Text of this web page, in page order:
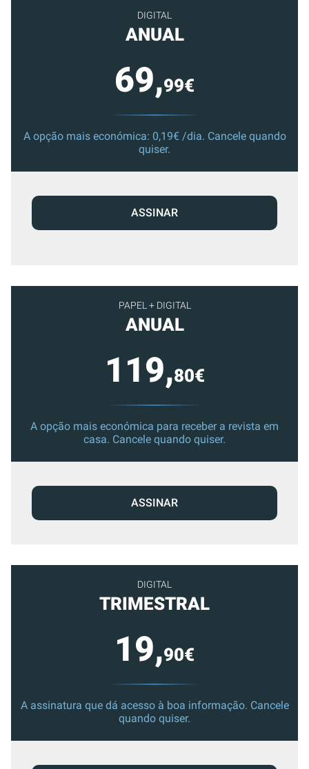
PAPEL + DIGITAL
ANUAL
119,80€
A opção mais económica para receber a revista em
casa. Cancele quando quiser.
ASSINAR
DIGITAL
TRIMESTRAL
19,90€
A assinatura que dá acesso à boa informação. Cancele
quando quiser.
DIGITAL
ANUAL
69,99€
A opção mais económica: 0,19€ /dia. Cancele quando
quiser.
ASSINAR